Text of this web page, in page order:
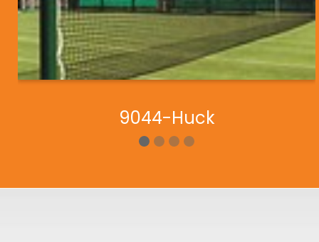
9044-Huck